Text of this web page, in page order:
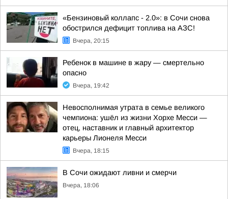
«Бензиновый коллапс - 2.0»: в Сочи снова
обострился дефицит топлива на АЗС!
Вчера, 20:15
Ребенок в машине в жару — смертельно
опасно
Вчера, 19:42
Невосполнимая утрата в семье великого
чемпиона: ушёл из жизни Хорхе Месси —
отец, наставник и главный архитектор
карьеры Лионеля Месси
Вчера, 18:15
В Сочи ожидают ливни и смерчи
Вчера, 18:06